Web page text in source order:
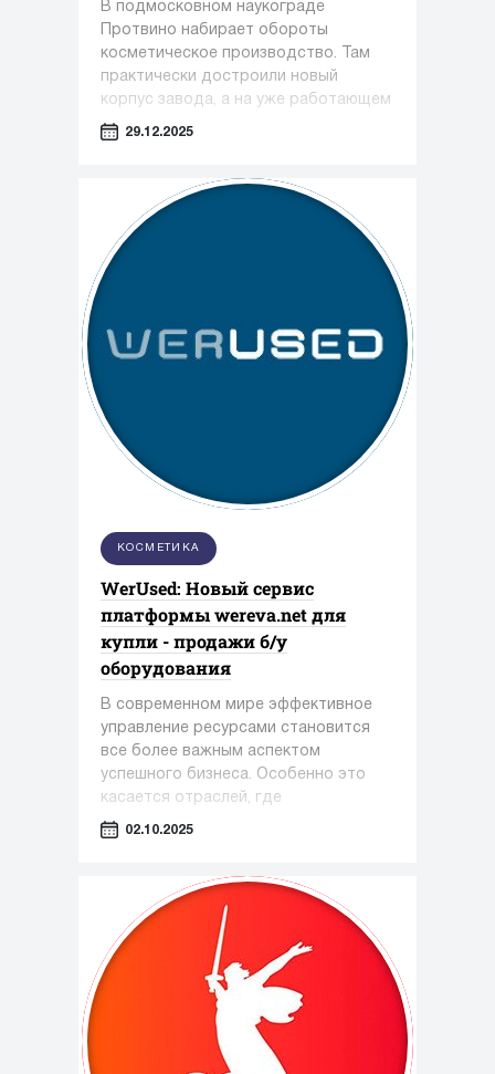
В подмосковном наукограде
Протвино набирает обороты
косметическое производство. Там
практически достроили новый
корпус завода, а на уже работающем
предприятии только за этот год
29.12.2025
КОСМЕТИКА
WerUsed: Новый сервис
платформы wereva.net для
купли - продажи б/у
оборудования
В современном мире эффективное
управление ресурсами становится
все более важным аспектом
успешного бизнеса. Особенно это
касается отраслей, где
оборудование играет ключевую роль
промышленность.
02.10.2025